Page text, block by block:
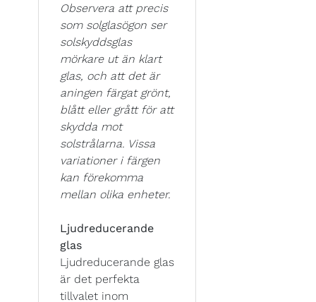
Observera att precis
som solglasögon ser
solskyddsglas
mörkare ut än klart
glas, och att det är
aningen färgat grönt,
blått eller grått för att
skydda mot
solstrålarna. Vissa
variationer i färgen
kan förekomma
mellan olika enheter.
Ljudreducerande
glas
Ljudreducerande glas
är det perfekta
tillvalet inom